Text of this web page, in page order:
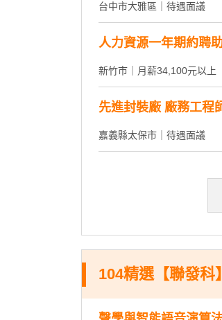
台中市大雅區｜待遇面議
人力資源一年期約聘
新竹市｜月薪34,100元以上
先進封裝廠 廠務工程
嘉義縣太保市｜待遇面議
104精選【聯發科